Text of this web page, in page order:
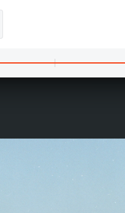
1969 · Budapest VI.
Andrássy út (Népköztársaság útja) 69-71., Magyar Képzőművészeti Főiskola (később Magyar Képzőművészeti Egyetem) és